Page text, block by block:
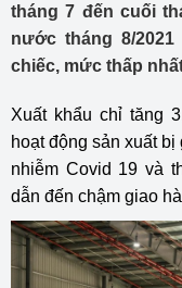
tháng 7 đến cuối
nước tháng 8/
chiếc, mức thấp
Xuất khẩu chỉ tăng
hoạt động sản xuất
nhiễm Covid 19 và
dẫn đến chậm giao